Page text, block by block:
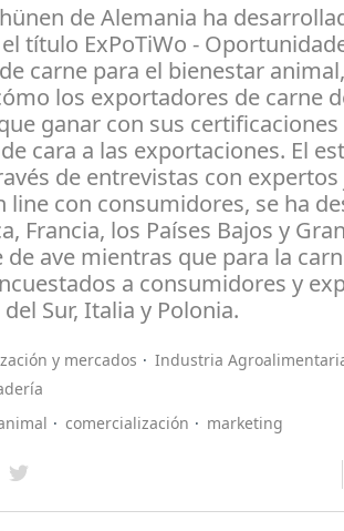
de Alemania ha
título ExPoTiWo -
carne para el bienestar
los exportadores de carne
ganar con sus
cara a las exportaciones. El
de entrevistas con
line con consumidores, se ha
Francia, los Países Bajos y
de ave mientras que para la
a consumidores y
del Sur, Italia y Polonia.
y mercados
Industria
comercialización marketing